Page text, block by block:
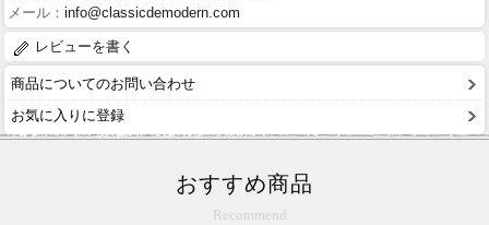
メール： info@classicdemodern.com
レビューを書く
商品についてのお問い合わせ
お気に入りに登録
おすすめ商品
Recommend